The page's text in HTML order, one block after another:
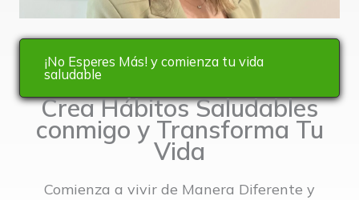
¡No Esperes Más! y comienza tu vida
saludable
Crea Hábitos Saludables
conmigo y Transforma Tu
Vida
Comienza a vivir de Manera Diferente y